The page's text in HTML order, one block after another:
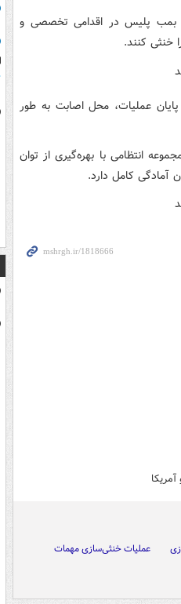
بمب پلیس در اقدامی تخصصی و
عملیات، محل اصابت به طور
انتظامی با بهره‌گیری از توان
آمادگی کامل دارد.
عملیات خنثی‌سازی مهمات